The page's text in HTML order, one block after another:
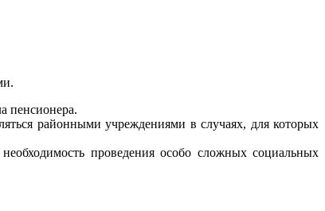
пенсионера.
районными учреждениями в случаях, для которых
проведения особо сложных социальных